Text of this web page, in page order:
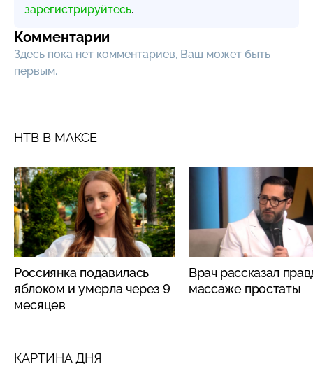
зарегистрируйтесь.
Комментарии
Здесь пока нет комментариев, Ваш может быть
первым.
НТВ В МАКСЕ
Россиянка подавилась
яблоком и умерла через 9
месяцев
Врач рассказал
массаже простаты
КАРТИНА ДНЯ